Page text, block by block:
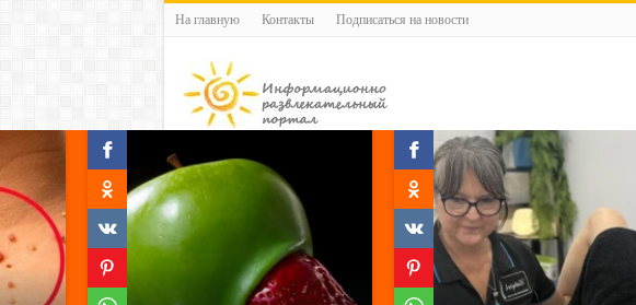
На главную Контакты Подписаться на новости